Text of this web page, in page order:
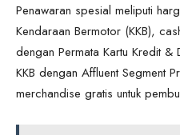
Penawaran spesial meliputi
Kendaraan Bermotor (KKB),
dengan Permata Kartu Kredit
KKB dengan Affluent Segment
merchandise gratis untuk